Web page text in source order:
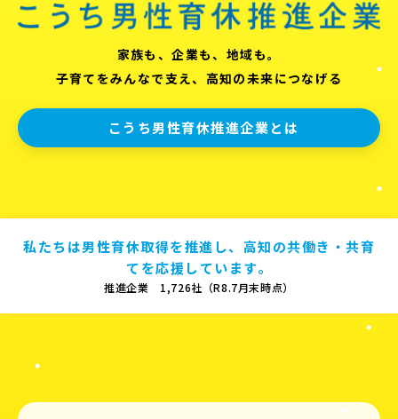
家族も、企業も、地域も。
子育てをみんなで支え、高知の未来につなげる
こうち男性育休推進企業とは
私たちは男性育休取得を推進し、高知の共働き・共育
てを応援しています。
推進企業 1,726社（R8.7月末時点）